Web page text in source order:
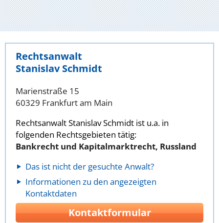
Rechtsanwalt
Stanislav Schmidt
Marienstraße 15
60329 Frankfurt am Main
Rechtsanwalt Stanislav Schmidt ist u.a. in
folgenden Rechtsgebieten tätig:
Bankrecht und Kapitalmarktrecht, Russland
Das ist nicht der gesuchte Anwalt?
Informationen zu den angezeigten
Kontaktdaten
Kontaktformular